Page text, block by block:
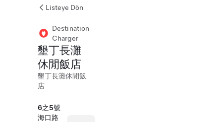
Listeye Dön
Destination
Charger
墾丁長灘
休閒飯店
墾丁長灘休閒飯
店
6之5號
海口路